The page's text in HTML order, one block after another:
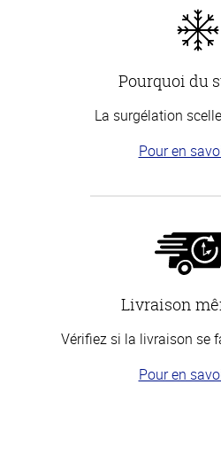
Pourquoi du
La surgélation
Pour en
Livraison
Vérifiez si la livraison se
Pour en